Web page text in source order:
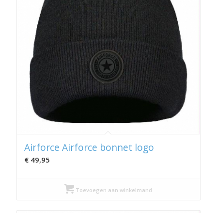
Airforce Airforce bonnet logo
€49,95
Toevoegen aan winkelmand